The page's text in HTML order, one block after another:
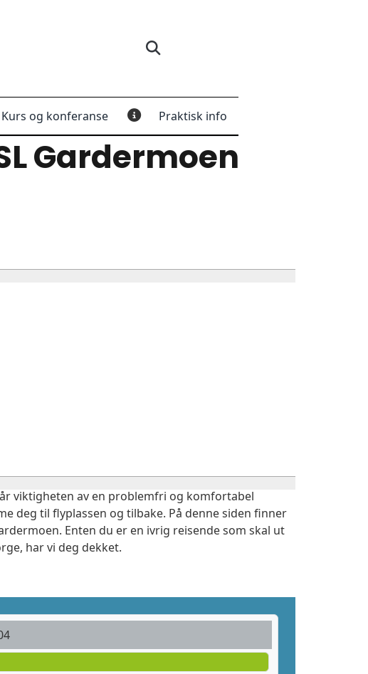
Kurs og konferanse Praktisk info
Gardermoen
viktigheten av en problemfri og komfortabel
deg til flyplassen og tilbake. På denne siden finner
Enten du er en ivrig reisende som skal ut
har vi deg dekket.